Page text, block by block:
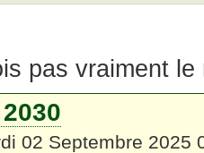
pas vraiment le
02 Septembre 2025